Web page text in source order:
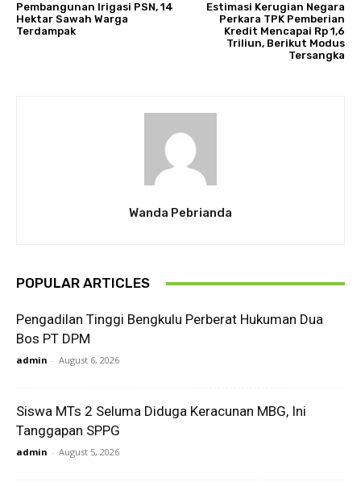
Pembangunan Irigasi PSN, 14
Hektar Sawah Warga
Terdampak
Estimasi Kerugian Negara
Perkara TPK Pemberian
Kredit Mencapai Rp 1,6
Triliun, Berikut Modus
Tersangka
Wanda Pebrianda
POPULAR ARTICLES
Pengadilan Tinggi Bengkulu Perberat Hukuman Dua
Bos PT DPM
admin - August 6, 2026
Siswa MTs 2 Seluma Diduga Keracunan MBG, Ini
Tanggapan SPPG
admin - August 5, 2026